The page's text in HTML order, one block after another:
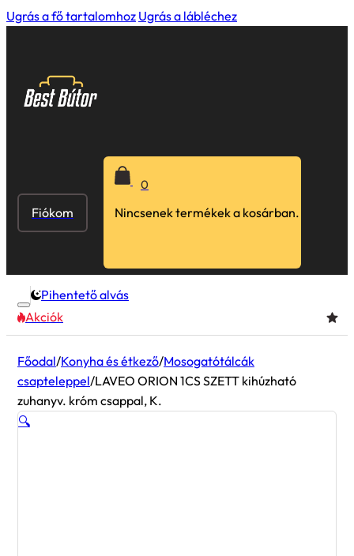
Ugrás a fő tartalomhoz Ugrás a lábléchez
Fiókom
0
Nincsenek termékek a kosárban.
Pihentető alvás
Akciók
Főodal/Konyha és étkező/Mosogatótálcák
csapteleppel/LAVEO ORION 1CS SZETT kihúzható
zuhanyv. króm csappal, K.
🔍